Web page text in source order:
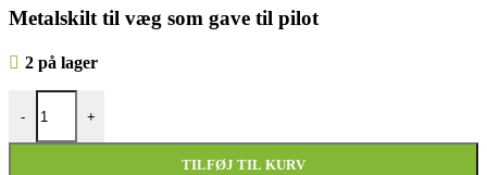
Metalskilt til væg som gave til pilot
2 på lager
-
My Home fly-metalskilt som vægkunst antal
+
TILFØJ TIL KURV